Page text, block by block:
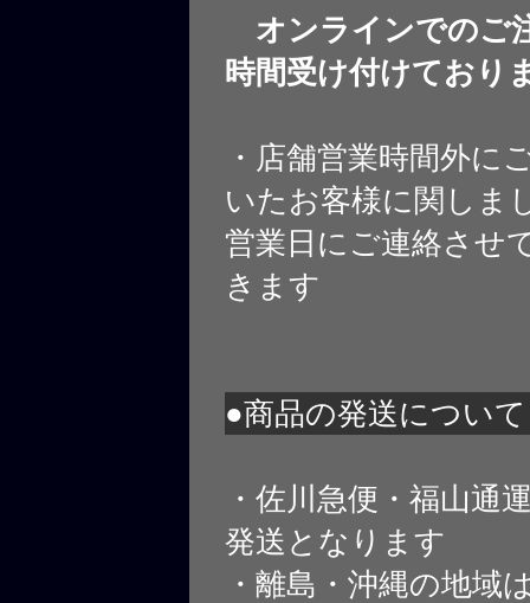
オンラインでのご
時間受け付けており
・店舗営業時間外に
いたお客様に関しま
営業日にご連絡させ
きます
●商品の発送について
・佐川急便・福山通
発送となります
・離島・沖縄の地域